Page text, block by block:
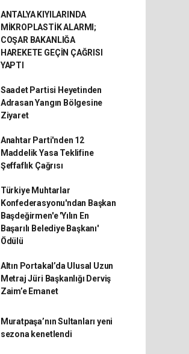
ANTALYA KIYILARINDA
MİKROPLASTİK ALARMI;
COŞAR BAKANLIĞA
HAREKETE GEÇİN ÇAĞRISI
YAPTI
Saadet Partisi Heyetinden
Adrasan Yangın Bölgesine
Ziyaret
Anahtar Parti'nden 12
Maddelik Yasa Teklifine
Şeffaflık Çağrısı
Türkiye Muhtarlar
Konfederasyonu'ndan Başkan
Başdeğirmen'e 'Yılın En
Başarılı Belediye Başkanı'
Ödülü
Altın Portakal’da Ulusal Uzun
Metraj Jüri Başkanlığı Derviş
Zaim’e Emanet
Muratpaşa’nın Sultanları yeni
sezona kenetlendi